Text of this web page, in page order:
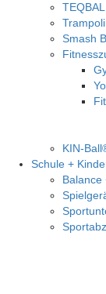
Smash
KIN-
Schule +
Balance